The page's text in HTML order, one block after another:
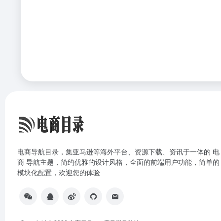
电商导航目录，集亚马逊等海外平台、资源下载、资讯于一体的 电
商 导航主题，简约优雅的设计风格，全面的前端用户功能，简单的
模块化配置，欢迎您的体验